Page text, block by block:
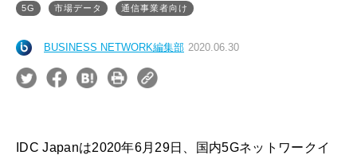
5G 市場データ 通信事業者向け
BUSINESS NETWORK編集部 2020.06.30
IDC Japanは2020年6月29日、国内5Gネットワークイ